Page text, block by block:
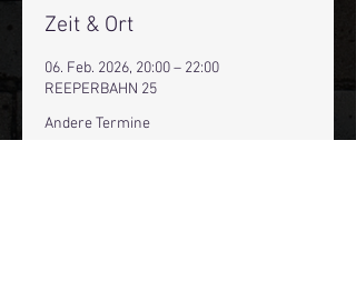
Zeit & Ort
06. Feb. 2026, 20:00 – 22:00
REEPERBAHN 25
Andere Termine